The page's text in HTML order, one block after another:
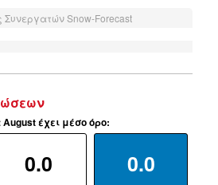
Snow-Forecast
έχει μέσο όρο:
0.0 0.0